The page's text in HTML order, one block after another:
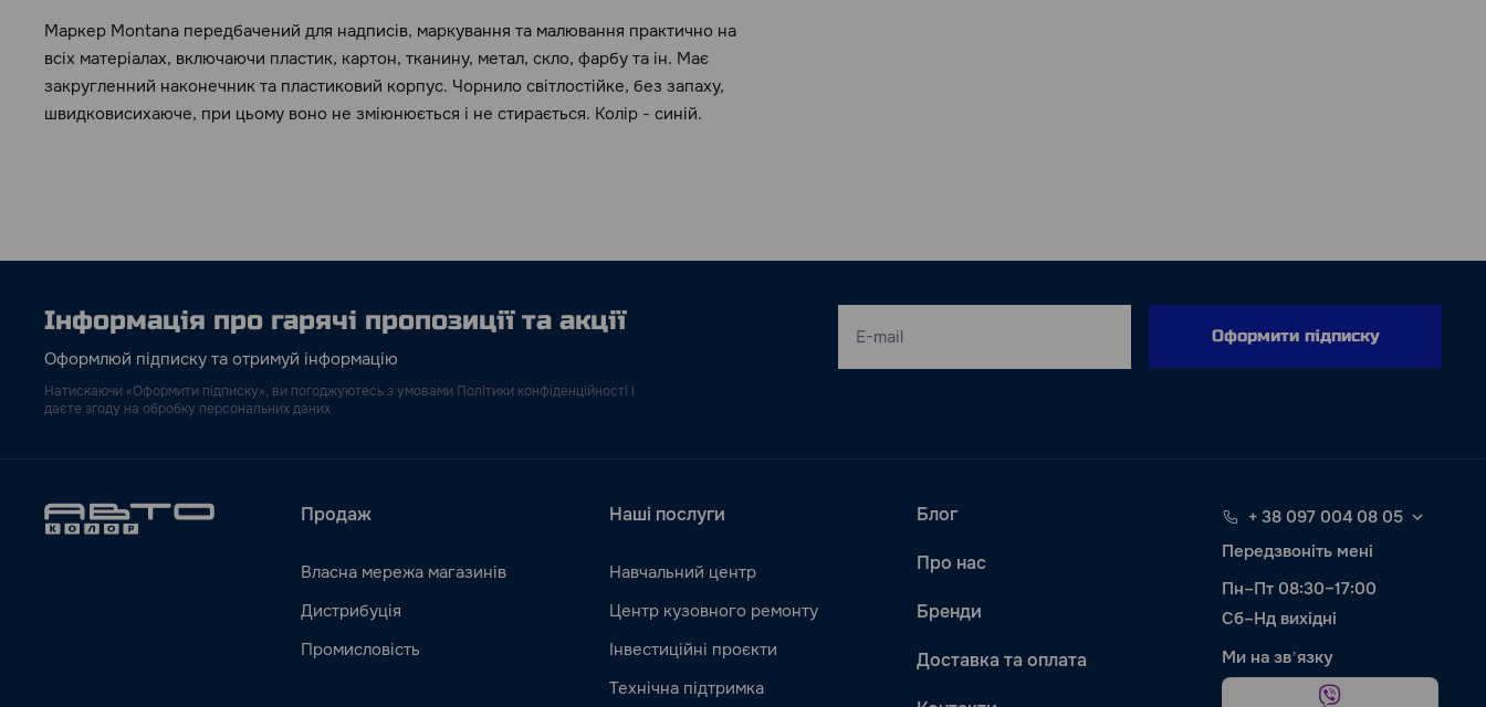
Маркер Montana передбачений для надписів, маркування та малювання практично на
всіх матеріалах, включаючи пластик, картон, тканину, метал, скло, фарбу та ін. Має
закругленний наконечник та пластиковий корпус. Чорнило світлостійке, без запаху,
швидковисихаюче, при цьому воно не зміюнюється і не стирається. Колір - синій.
Інформація про гарячі пропозиції та акції
Оформлюй підписку та отримуй інформацію
Натискаючи «Оформити підписку», ви погоджуютесь з умовами Політики конфіденційності і
даєте згоду на обробку персональних даних
Оформити підписку
Продаж
Власна мережа магазинів
Дистрибуція
Промисловість
Наші послуги
Навчальний центр
Центр кузовного ремонту
Інвестиційні проєкти
Технічна підтримка
Блог
Про нас
Бренди
Доставка та оплата
+ 38 097 004 08 05
Передзвоніть мені
Пн–Пт 08:30–17:00
Сб–Нд вихідні
Ми на звʼязку